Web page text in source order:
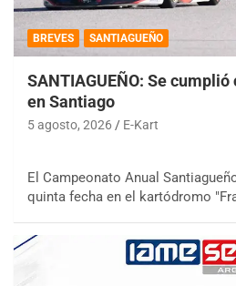
BREVES SANTIAGUEÑO
SANTIAGUEÑO: Se
en Santiago
5 agosto, 2026 E-Kart
El Campeonato Anual
quinta fecha en el kartódromo